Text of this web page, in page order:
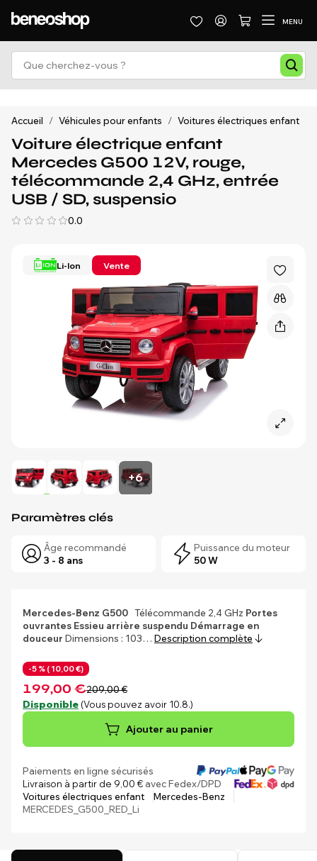
MENU
Accueil / Véhicules pour enfants / Voitures électriques enfant
Voiture électrique enfant
Mercedes G500 12V, rouge,
télécommande 2,4 GHz, entrée
USB / SD, suspensio
0.0
Li-Ion Vente
+6
Paramètres clés
Âge recommandé
3 - 8 ans
Puissance du moteur
50 W
Mercedes-Benz G500 Télécommande 2,4 GHz Portes
ouvrantes Essieu arrière suspendu Démarrage en
douceur Dimensions : 103… Description complète
-5 % ( 10,00 €)
199,00 €209,00 €
Disponible (Vous pouvez avoir 10.8.)
Ajouter au panier
Paiements en ligne sécurisés
Livraison à partir de 9,00 €avec Fedex/DPD
Voitures électriques enfant
Mercedes-Benz
MERCEDES_G500_RED_Li